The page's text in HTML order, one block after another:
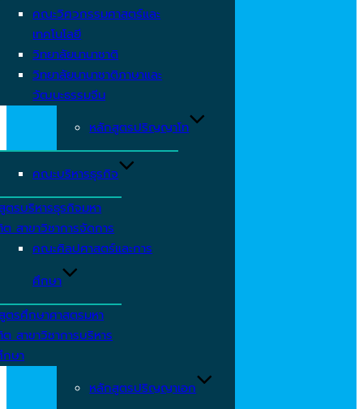
คณะวิศวกรรมศาสตร์และ
เทคโนโลยี
วิทยาลัยนานาชาติ
วิทยาลัยนานาชาติภาษาและ
วัฒนะธรรมจีน
หลักสูตรปริญญาโท
คณะบริหารธุรกิจ
ตรบริหารธุรกิจมหา
สาขาวิชาการจัดการ
คณะศิลปศาสตร์และการ
ศึกษา
ตรศึกษาศาสตรมหา
สาขาวิชาการบริหาร
กษา
หลักสูตรปริญญาเอก